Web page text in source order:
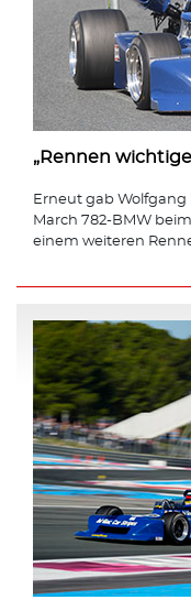
„Rennen
Erneut gab
March 782-BMW
einem weiteren